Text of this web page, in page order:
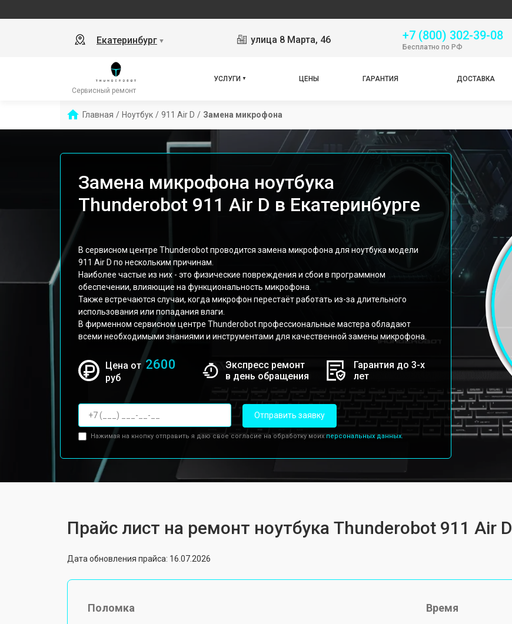
Екатеринбург ▼ улица 8 Марта, 46 +7 (800) 302-39-08
Бесплатно по РФ
Сервисный ремонт
УСЛУГИ ЦЕНЫ ГАРАНТИЯ ДОСТАВКА
Главная / Ноутбук / 911 Air D / Замена микрофона
Замена микрофона ноутбука
Thunderobot 911 Air D в Екатеринбурге
В сервисном центре Thunderobot проводится замена микрофона для ноутбука модели
911 Air D по нескольким причинам.
Наиболее частые из них - это физические повреждения и сбои в программном
обеспечении, влияющие на функциональность микрофона.
Также встречаются случаи, когда микрофон перестаёт работать из-за длительного
использования или попадания влаги.
В фирменном сервисном центре Thunderobot профессиональные мастера обладают
всеми необходимыми знаниями и инструментами для качественной замены микрофона.
Цена от2600
руб
Экспресс ремонт
в день обращения
Гарантия до 3-х
лет
Отправить заявку
Нажимая на кнопку отправить я даю свое согласие на обработку моих персональных данных.
Прайс лист на ремонт ноутбука Thunderobot 911 Air D
Дата обновления прайса: 16.07.2026
Поломка Время